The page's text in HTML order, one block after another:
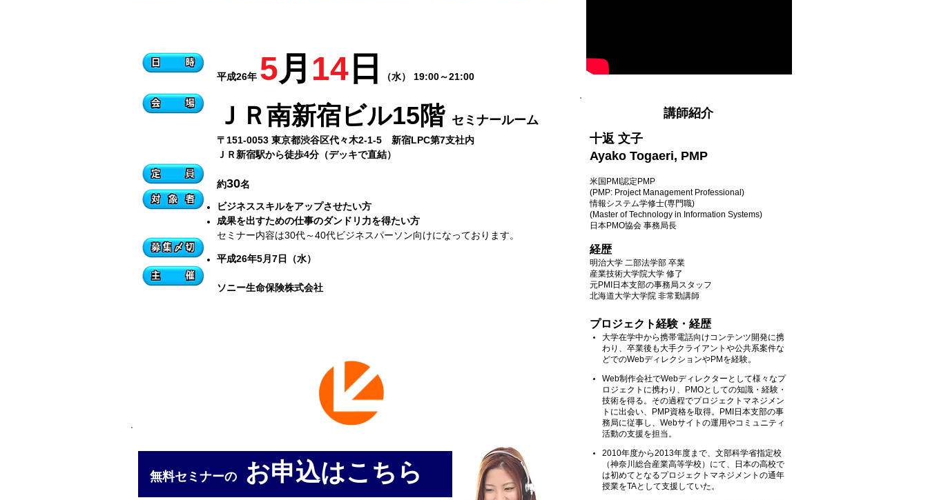
無料セミナーの お申込はこちら
平成26年 5月 14 日 （水） 19:00～21:00
ＪＲ南新宿ビル15階 セミナールーム
〒151-0053 東京都渋谷区代々木2-1-5 新宿LPC第7支社内
ＪＲ新宿駅から徒歩4分（デッキで直結）
約30名
ビジネススキルをアップさせたい方
成果を出すための仕事のダンドリ力を得たい方
セミナー内容は30代～40代ビジネスパーソン向けになっております。
平成26年5月7日（水）
ソニー生命保険株式会社
講師紹介
十返 文子
Ayako Togaeri, PMP
米国PMI認定PMP
(PMP: Project Management Professional)
情報システム学修士(専門職)
(Master of Technology in Information Systems)
日本PMO協会 事務局長
経歴
明治大学 二部法学部 卒業
産業技術大学院大学 修了
元PMI日本支部の事務局スタッフ
北海道大学大学院 非常勤講師
プロジェクト経験・経歴
大学在学中から携帯電話向けコンテンツ開発に携
わり、卒業後も大手クライアントや公共系案件な
どでのWebディレクションやPMを経験。
Web制作会社でWebディレクターとして様々なプ
ロジェクトに携わり、PMOとしての知識・経験・
技術を得る。その過程でプロジェクトマネジメン
トに出会い、PMP資格を取得。PMI日本支部の事
務局に従事し、Webサイトの運用やコミュニティ
活動の支援を担当。
2010年度から2013年度まで、文部科学省指定校
（神奈川総合産業高等学校）にて、日本の高校で
は初めてとなるプロジェクトマネジメントの通年
授業をTAとして支援していた。